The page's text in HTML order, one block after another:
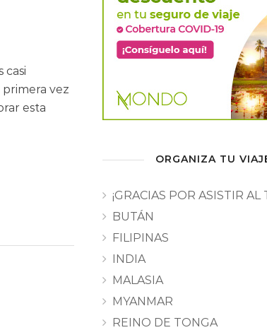
casi
vez
esta
ORGANIZA TU
¡GRACIAS POR ASISTIR AL
BUTÁN
FILIPINAS
INDIA
MALASIA
MYANMAR
REINO DE TONGA